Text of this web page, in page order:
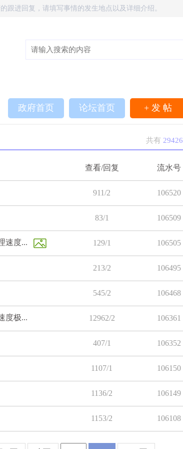
跟进回复，请填写事情的发生地点以及详细介绍。
政府首页 论坛首页 + 发 帖
共有 29426
查看/回复 流水号
911/2 106520
83/1 106509
速度... 129/1 106505
213/2 106495
545/2 106468
度极... 12962/2 106361
407/1 106352
1107/1 106150
1136/2 106149
1153/2 106108